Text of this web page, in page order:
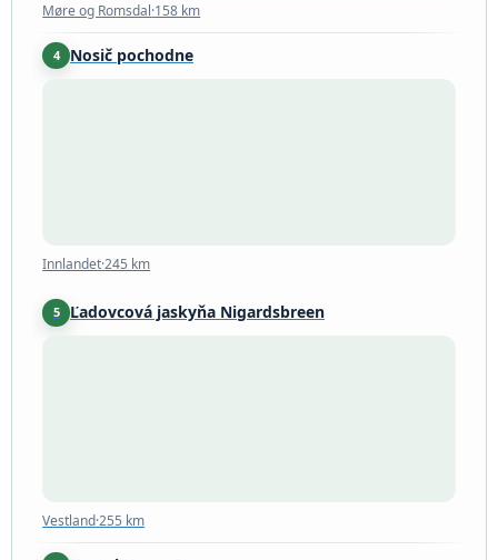
Møre og Romsdal·158 km
4 Nosič pochodne
Innlandet·245 km
5 Ľadovcová jaskyňa Nigardsbreen
Vestland·255 km